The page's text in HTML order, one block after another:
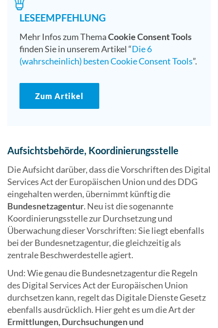
LESEEMPFEHLUNG
Mehr Infos zum ThemaCookie Consent Tools
finden Sie in unserem Artikel “Die 6
(wahrscheinlich) besten Cookie Consent Tools”.
Zum Artikel
Aufsichtsbehörde, Koordinierungsstelle
Die Aufsicht darüber, dass die Vorschriften des Digital
Services Act der Europäischen Union und des DDG
eingehalten werden, übernimmt künftig die
Bundesnetzagentur. Neu ist die sogenannte
Koordinierungsstelle zur Durchsetzung und
Überwachung dieser Vorschriften: Sie liegt ebenfalls
bei der Bundesnetzagentur, die gleichzeitig als
zentrale Beschwerdestelle agiert.
Und: Wie genau die Bundesnetzagentur die Regeln
des Digital Services Act der Europäischen Union
durchsetzen kann, regelt das Digitale Dienste Gesetz
ebenfalls ausdrücklich. Hier geht es um die Art der
Ermittlungen, Durchsuchungen und